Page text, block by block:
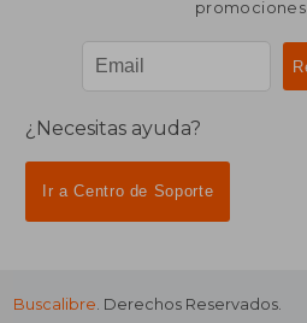
promociones
¿Necesitas ayuda?
Ir a Centro de Soporte
Buscalibre . Derechos Reservados.